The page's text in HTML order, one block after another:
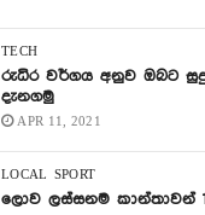
TECH
රුධිර වර්ගය අනුව ඔබට
දැනගමු
APR 11, 2021
LOCAL SPORT
ලොව ලස්සනම කාන්තාවන්